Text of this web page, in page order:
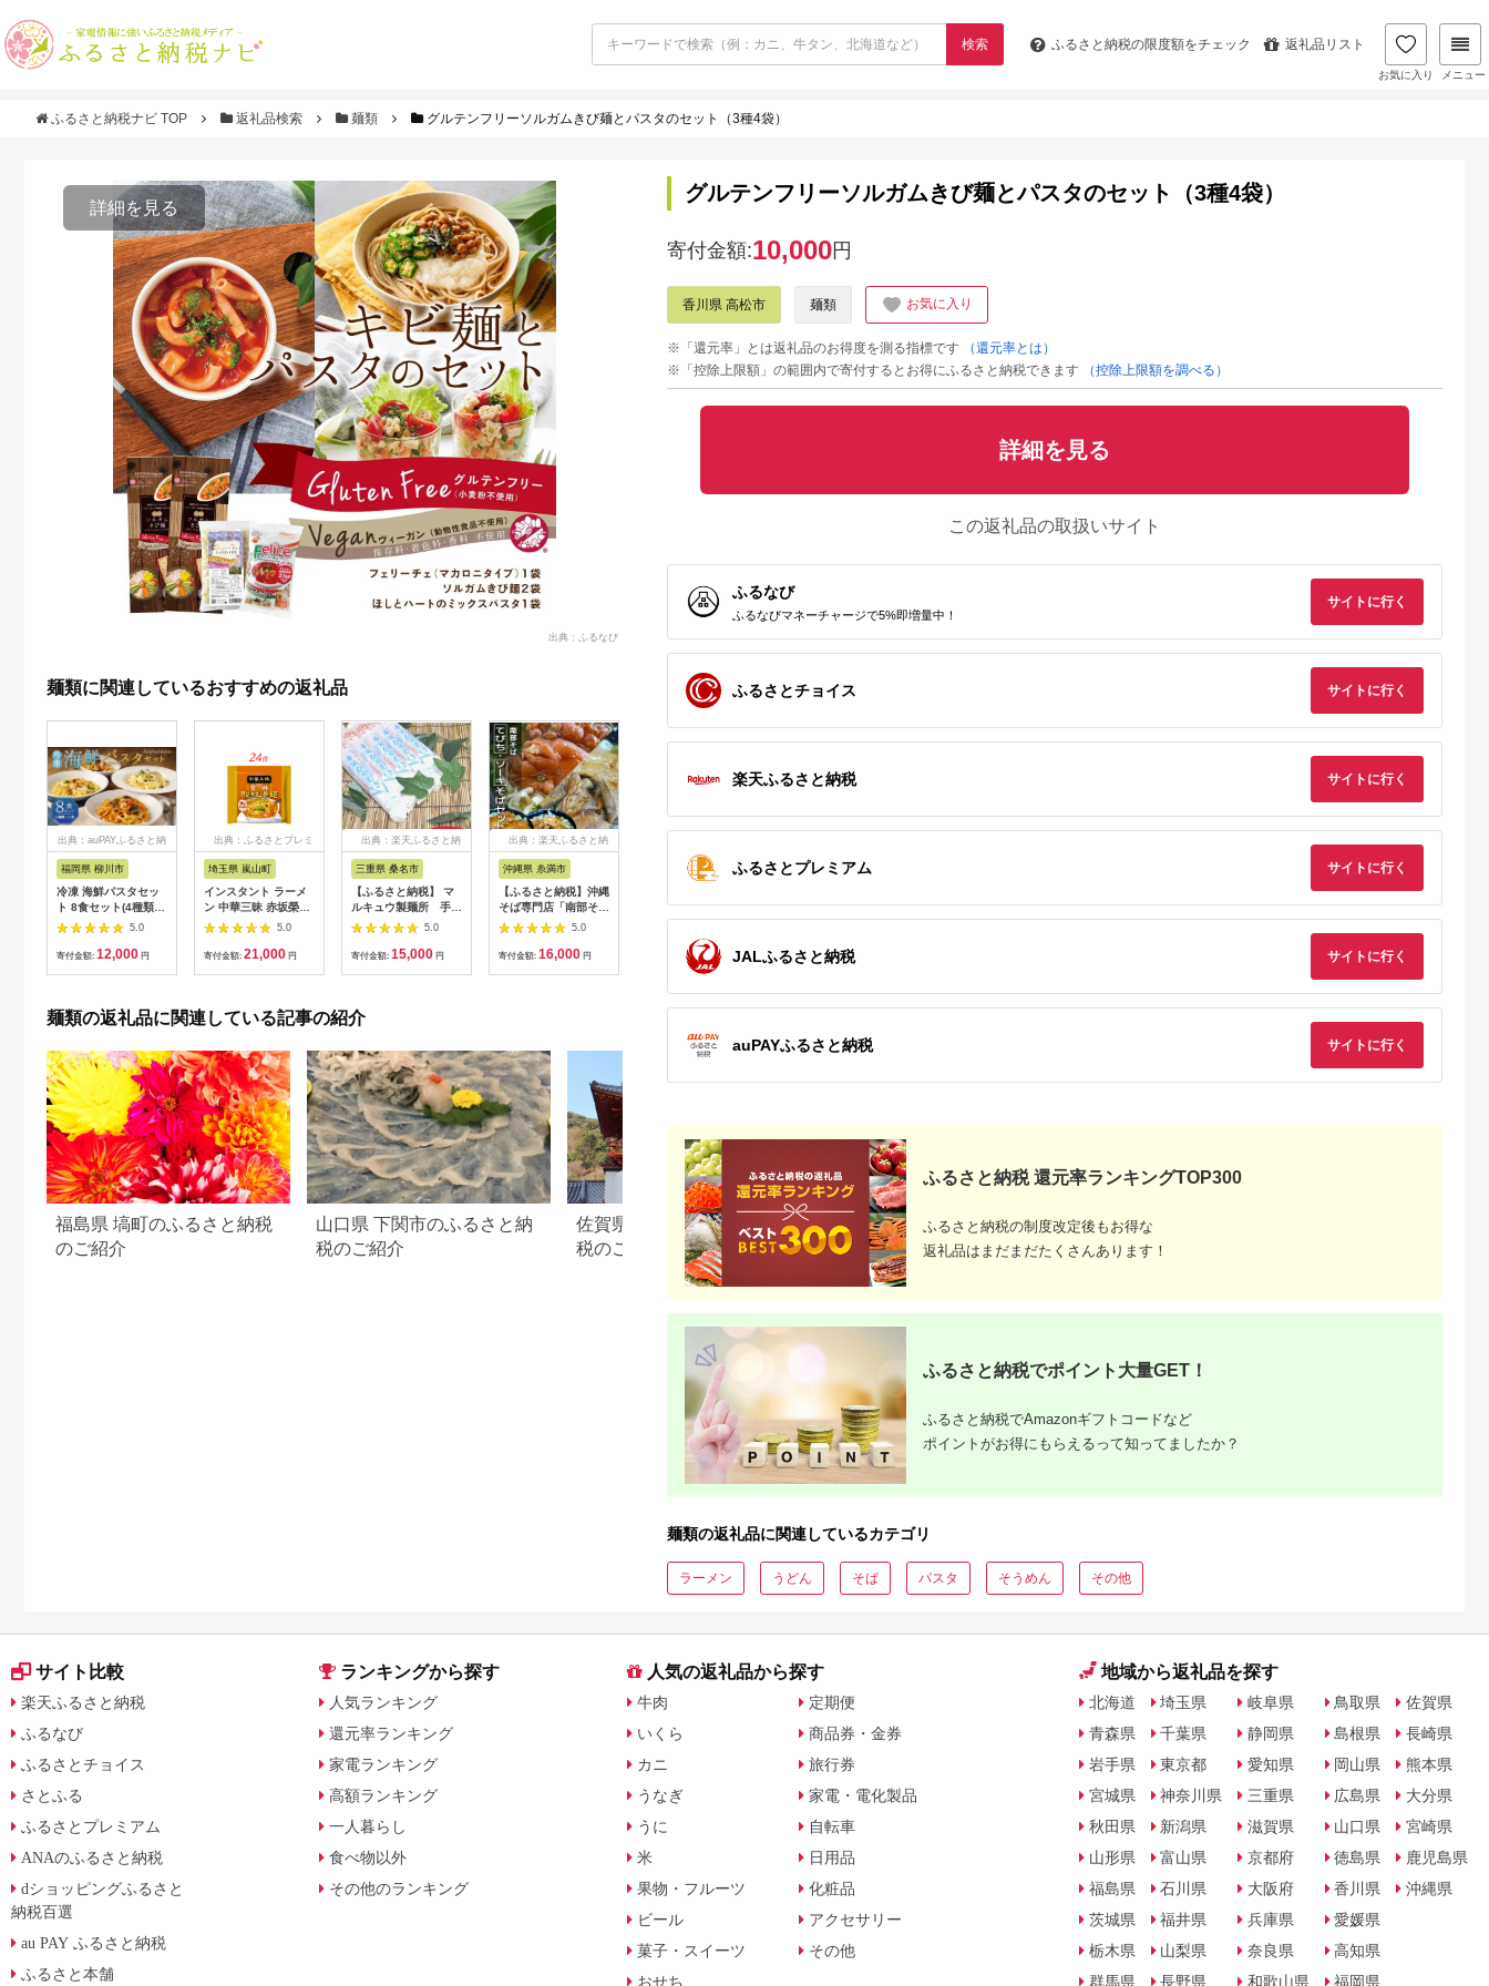
検索 ふるさと納税の限度額をチェック 返礼品リスト
お気に入り メニュー
ふるさと納税ナビ TOP 返礼品検索 麺類 グルテンフリーソルガムきび麺とパスタのセット（3種4袋）
詳細を見る
出典：ふるなび
麺類に関連しているおすすめの返礼品
出典：auPAYふるさと納
福岡県 柳川市
冷凍 海鮮パスタセッ
ト 8食セット(4種類×2
食) クリームパスタ ボ
ロネーゼ アヒージョ
風 トマトパスタ
5.0
寄付金額: 12,000 円
出典：ふるさとプレミ
埼玉県 嵐山町
インスタント ラーメ
ン 中華三昧 赤坂榮林
酸辣湯麺 明星食品 袋
麺 24食 インスタント
ラーメン 即席ラーメ
ッズ
5.0
寄付金額: 21,000 円
出典：楽天ふるさと納
三重県 桑名市
【ふるさと納税】 マ
ルキュウ製麺所 手延
べ冷麦 27把入り
5.0
寄付金額: 15,000 円
出典：楽天ふるさと納
沖縄県 糸満市
【ふるさと納税】沖縄
そば専門店「南部そ
ば」てびち・ソーキそ
ばセット(4人前)
5.0
寄付金額: 16,000 円
愛知県 小牧市
屋コーチン使用 鶏だ
し 焼そば 焼うどん 和
風パスタ 調理麺 詰め
合わせ 冷凍惣菜 ご当
地グルメ 簡単調理 麺
10,000 円
北海道 幌加内町
乾麺 200g×7束 計14
人前 蕎麦 ソバ 乾麺
人気 備蓄 保存食 国産
送料無料
寄付金額:20,000
ごつゆセット / そうめ
ん つゆ付 そうめん 島
10食セット ※お届
け：7月中旬～9月下
【ふるさと納税】【数
量限定】蔵工房麺
116g×8個 即席にゅう
めん | 麺 即席 即席麺
簡単調理 にゅうめん
円
香川県 高松市
【山田家】心温まる
岐の味セット～冷凍
岐うどん えび天・
つね・かき揚げセッ
MD-10/10人前（高松
市
寄付金額:
麺類の返礼品に関連している記事の紹介
福島県 塙町のふるさと納税
のご紹介
山口県 下関市のふるさと納
税のご紹介
佐賀県 武雄市のふるさと納
税のご紹介
熊本県 菊陽町のふるさと納
税のご紹介
グルテンフリーソルガムきび麺とパスタのセット（3種4袋）
寄付金額:10,000円
香川県 高松市 麺類 お気に入り
※「還元率」とは返礼品のお得度を測る指標です
（還元率とは）
※「控除上限額」の範囲内で寄付するとお得にふるさと納税できます
（控除上限額を調べる）
詳細を見る
この返礼品の取扱いサイト
ふるなび
ふるなびマネーチャージで5%即増量中！
サイトに行く
ふるさとチョイス サイトに行く
楽天ふるさと納税 サイトに行く
ふるさとプレミアム サイトに行く
JALふるさと納税 サイトに行く
auPAYふるさと納税 サイトに行く
ふるさと納税 還元率ランキングTOP300
ふるさと納税の制度改定後もお得な
返礼品はまだまだたくさんあります！
ふるさと納税でポイント大量GET！
ふるさと納税でAmazonギフトコードなど
ポイントがお得にもらえるって知ってましたか？
麺類の返礼品に関連しているカテゴリ
ラーメン うどん そば パスタ そうめん その他
サイト比較
楽天ふるさと納税
ふるなび
ふるさとチョイス
さとふる
ふるさとプレミアム
ANAのふるさと納税
dショッピングふるさと
納税百選
au PAY ふるさと納税
ふるさと本舗
ランキングから探す
人気ランキング
還元率ランキング
家電ランキング
高額ランキング
一人暮らし
食べ物以外
その他のランキング
人気の返礼品から探す
牛肉
いくら
カニ
うなぎ
うに
米
果物・フルーツ
ビール
菓子・スイーツ
おせち
定期便
商品券・金券
旅行券
家電・電化製品
自転車
日用品
化粧品
アクセサリー
その他
地域から返礼品を探す
北海道
青森県
岩手県
宮城県
秋田県
山形県
福島県
茨城県
栃木県
群馬県
埼玉県
千葉県
東京都
神奈川県
新潟県
富山県
石川県
福井県
山梨県
長野県
岐阜県
静岡県
愛知県
三重県
滋賀県
京都府
大阪府
兵庫県
奈良県
和歌山県
鳥取県
島根県
岡山県
広島県
山口県
徳島県
香川県
愛媛県
高知県
福岡県
佐賀県
長崎県
熊本県
大分県
宮崎県
鹿児島県
沖縄県